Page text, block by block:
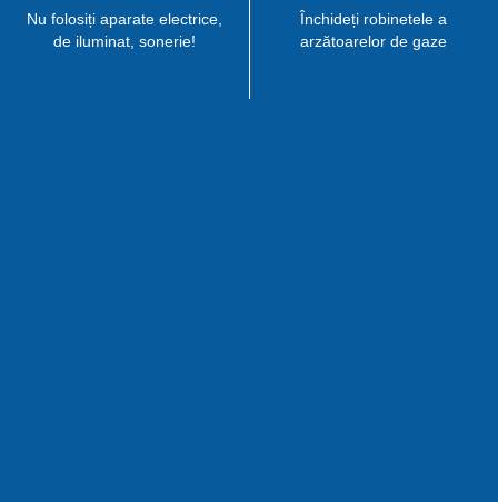
Nu folosiți aparate electrice,
de iluminat, sonerie!
Închideți robinetele a
arzătoarelor de gaze